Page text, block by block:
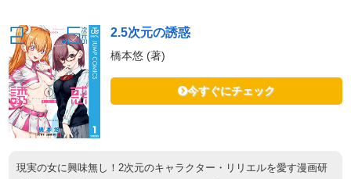
2.5次元の誘惑
橋本悠 (著)
今すぐにチェック
現実の女に興味無し！2次元のキャラクター・リリエルを愛す漫画研